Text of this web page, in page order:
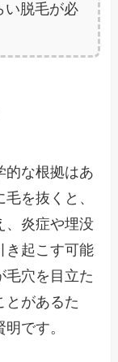
い脱毛が必
的な根拠はあ
を抜くと、
、炎症や埋没
き起こす可能
毛穴を目立た
とがあるた
です。